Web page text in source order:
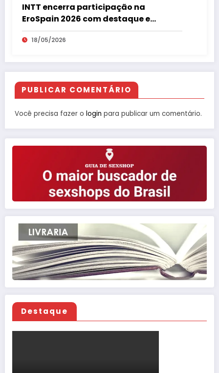
INTT encerra participação na
EroSpain 2026 com destaque e
repercussão internacional
18/05/2026
PUBLICAR COMENTÁRIO
Você precisa fazer o login para publicar um comentário.
Destaque